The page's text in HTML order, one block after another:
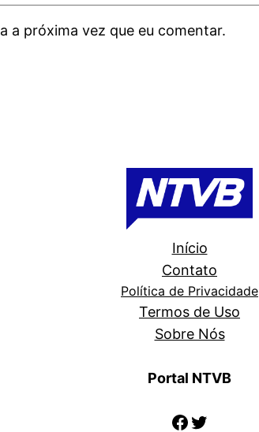
a próxima vez que eu comentar.
Início
Contato
Política de Privacidade
Termos de Uso
Sobre Nós
Portal NTVB
Facebook
Twitter